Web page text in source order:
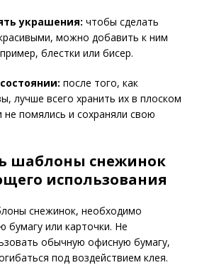
украшения: чтобы сделать
можно добавить к ним
блестки или бисер.
после того, как
лучше всего хранить их в плоском
помялись и сохраняли свою
шаблоны снежинок
использования
снежинок, необходимо
бумагу или карточки. Не
обычную офисную бумагу,
под воздействием клея.